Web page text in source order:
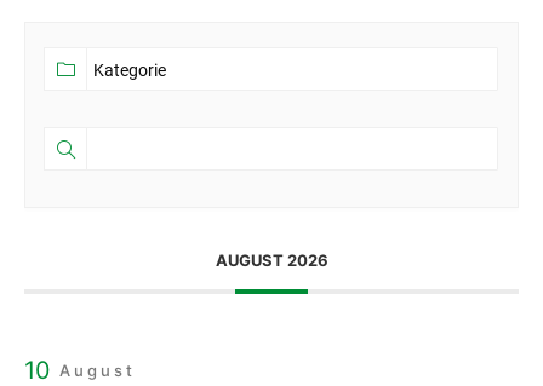
AUGUST 2026
10 August